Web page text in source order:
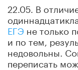
22.05. В
ЕГЭ не только
и по тем,
недовольны.
переписать